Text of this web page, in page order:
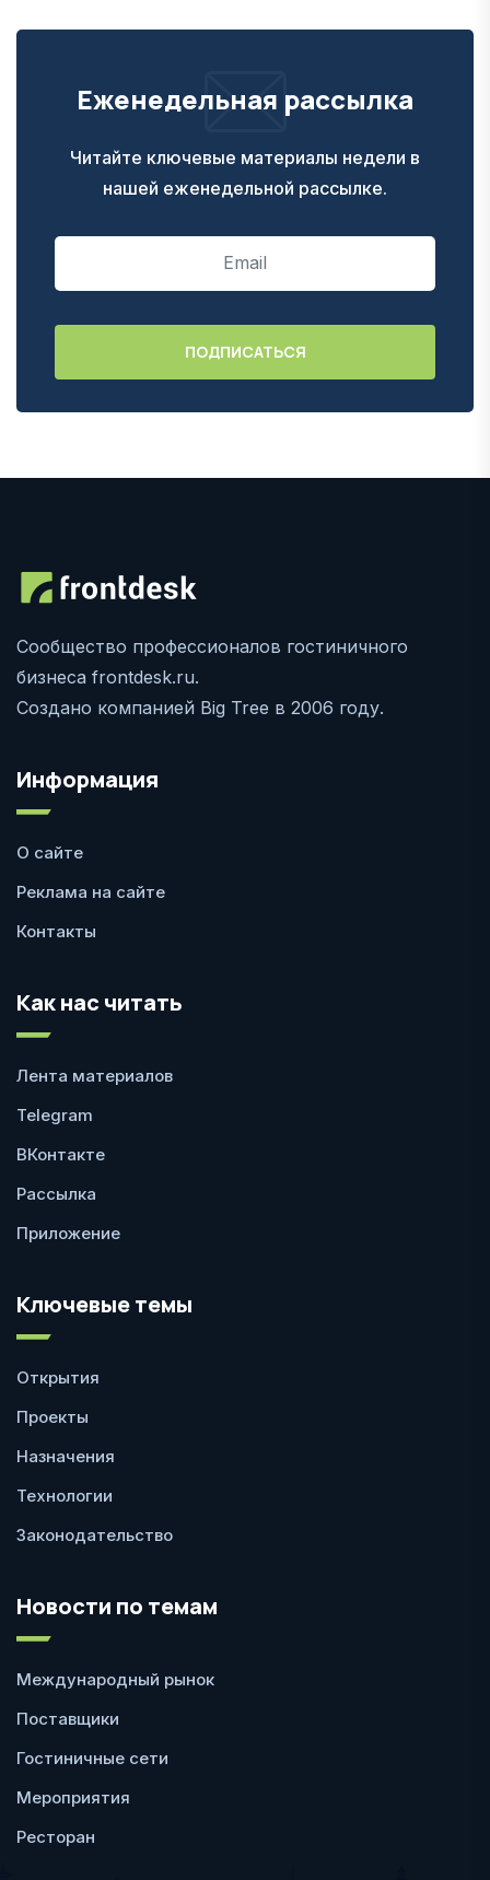
Еженедельная рассылка
Читайте ключевые материалы недели в
нашей еженедельной рассылке.
Сообщество профессионалов гостиничного
бизнеса frontdesk.ru.
Создано компанией Big Tree в 2006 году.
Информация
О сайте
Реклама на сайте
Контакты
Как нас читать
Лента материалов
Telegram
ВКонтакте
Рассылка
Приложение
Ключевые темы
Открытия
Проекты
Назначения
Технологии
Законодательство
Новости по темам
Международный рынок
Поставщики
Гостиничные сети
Мероприятия
Ресторан